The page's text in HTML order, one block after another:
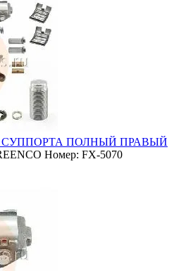
СУППОРТА ПОЛНЫЙ ПРАВЫЙ
Номер: FX-5070